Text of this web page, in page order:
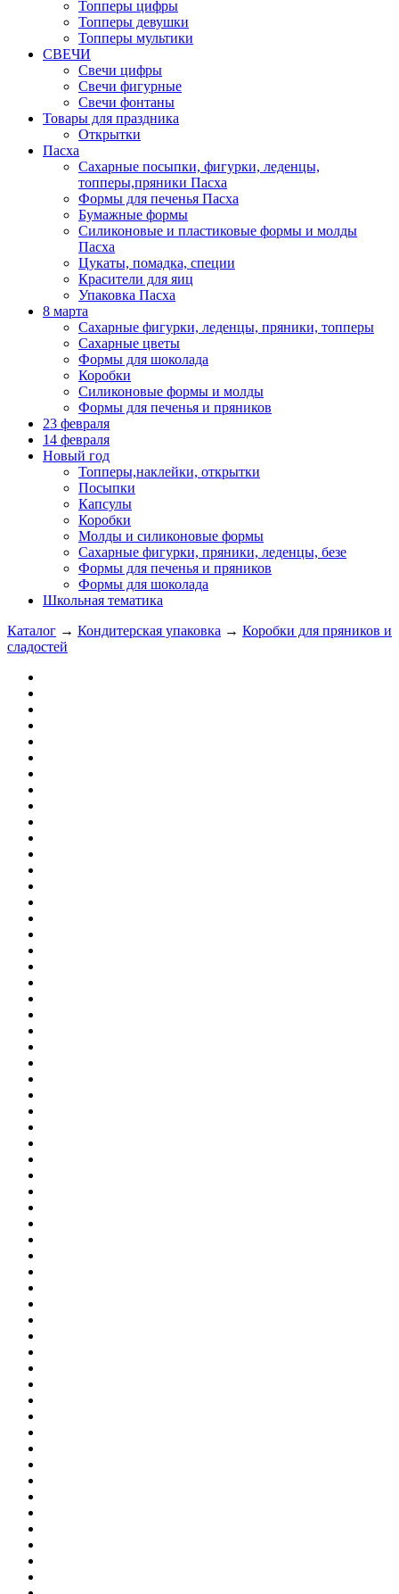
Топперы цифры
Топперы девушки
Топперы мультики
СВЕЧИ
Свечи цифры
Свечи фигурные
Свечи фонтаны
Товары для праздника
Открытки
Пасха
Сахарные посыпки, фигурки, леденцы,
топперы,пряники Пасха
Формы для печенья Пасха
Бумажные формы
Силиконовые и пластиковые формы и молды
Пасха
Цукаты, помадка, специи
Красители для яиц
Упаковка Пасха
8 марта
Сахарные фигурки, леденцы, пряники, топперы
Сахарные цветы
Формы для шоколада
Коробки
Силиконовые формы и молды
Формы для печенья и пряников
23 февраля
14 февраля
Новый год
Топперы,наклейки, открытки
Посыпки
Капсулы
Коробки
Молды и силиконовые формы
Сахарные фигурки, пряники, леденцы, безе
Формы для печенья и пряников
Формы для шоколада
Школьная тематика
Каталог → Кондитерская упаковка → Коробки для пряников и
сладостей